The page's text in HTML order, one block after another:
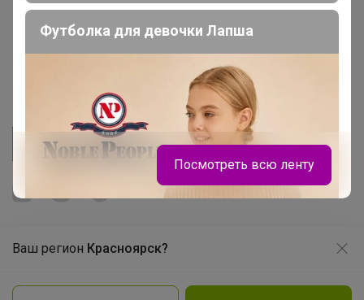
Ваш регион Красноярск?
Розыгрыш - Генератор случайных чисел
Пульс нашего маркетплейса
Политика конфиденциальности
Футболка для девочки Лапша
Посмотреть всю ленту
Продолжая использовать этот сайт и нажимая кнопку